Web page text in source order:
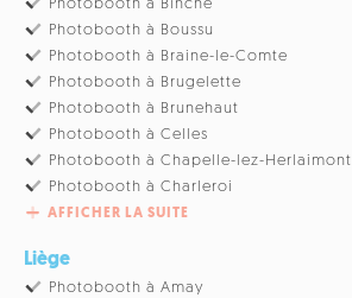
Photobooth à Binche
Photobooth à Boussu
Photobooth à Braine-le-Comte
Photobooth à Brugelette
Photobooth à Brunehaut
Photobooth à Celles
Photobooth à Chapelle-lez-Herlaimont
Photobooth à Charleroi
AFFICHER LA SUITE
Liège
Photobooth à Amay